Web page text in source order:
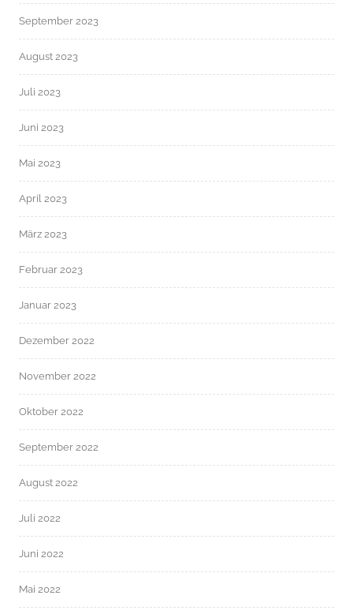
September 2023
August 2023
Juli 2023
Juni 2023
Mai 2023
April 2023
März 2023
Februar 2023
Januar 2023
Dezember 2022
November 2022
Oktober 2022
September 2022
August 2022
Juli 2022
Juni 2022
Mai 2022